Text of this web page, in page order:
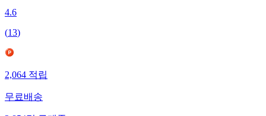
4.6
(13)
2,064 적립
무료배송